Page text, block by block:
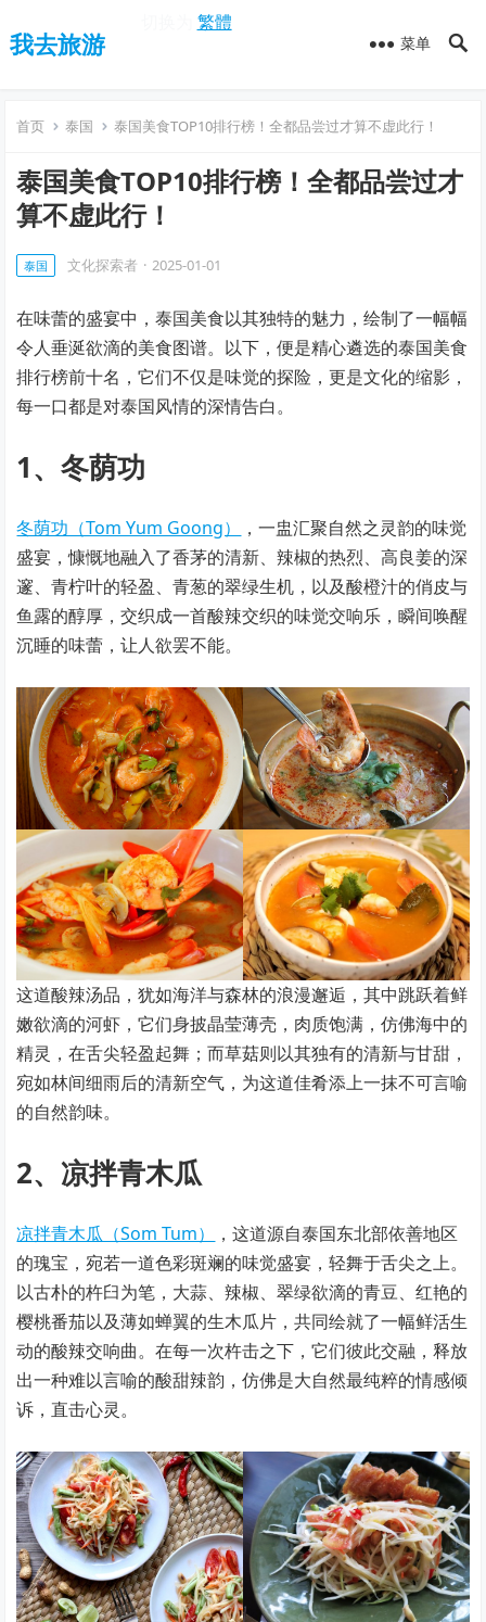
繁體
我去旅游 菜单
首页 泰国 泰国美食TOP10排行榜！全都品尝过才算不虚此行！
泰国美食TOP10排行榜！全都品尝过才
算不虚此行！
泰国 文化探索者 · 2025-01-01
在味蕾的盛宴中，泰国美食以其独特的魅力，绘制了一幅幅
令人垂涎欲滴的美食图谱。以下，便是精心遴选的泰国美食
排行榜前十名，它们不仅是味觉的探险，更是文化的缩影，
每一口都是对泰国风情的深情告白。
1、冬荫功
冬荫功（Tom Yum Goong）
，一盅汇聚自然之灵韵的味觉
盛宴，慷慨地融入了香茅的清新、辣椒的热烈、高良姜的深
邃、青柠叶的轻盈、青葱的翠绿生机，以及酸橙汁的俏皮与
鱼露的醇厚，交织成一首酸辣交织的味觉交响乐，瞬间唤醒
沉睡的味蕾，让人欲罢不能。
这道酸辣汤品，犹如海洋与森林的浪漫邂逅，其中跳跃着鲜
嫩欲滴的河虾，它们身披晶莹薄壳，肉质饱满，仿佛海中的
精灵，在舌尖轻盈起舞；而草菇则以其独有的清新与甘甜，
宛如林间细雨后的清新空气，为这道佳肴添上一抹不可言喻
的自然韵味。
2、凉拌青木瓜
凉拌青木瓜（Som Tum）
，这道源自泰国东北部依善地区
的瑰宝，宛若一道色彩斑斓的味觉盛宴，轻舞于舌尖之上。
以古朴的杵臼为笔，大蒜、辣椒、翠绿欲滴的青豆、红艳的
樱桃番茄以及薄如蝉翼的生木瓜片，共同绘就了一幅鲜活生
动的酸辣交响曲。在每一次杵击之下，它们彼此交融，释放
出一种难以言喻的酸甜辣韵，仿佛是大自然最纯粹的情感倾
诉，直击心灵。